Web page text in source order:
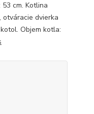
cm. Kotlina
dvierka
Objem kotla: